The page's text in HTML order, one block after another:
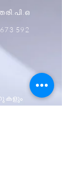
592